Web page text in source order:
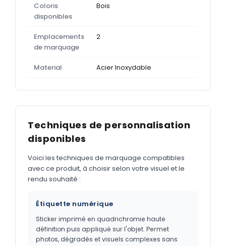
Coloris
disponibles
Bois
Emplacements
de marquage
2
Material Acier Inoxydable
Techniques de personnalisation
disponibles
Voici les techniques de marquage compatibles
avec ce produit, à choisir selon votre visuel et le
rendu souhaité :
Étiquette numérique
Sticker imprimé en quadrichromie haute
définition puis appliqué sur l'objet. Permet
photos, dégradés et visuels complexes sans